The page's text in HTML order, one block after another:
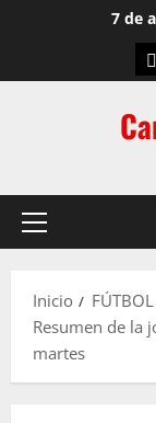
7 de
Inicio
Resumen de la
martes